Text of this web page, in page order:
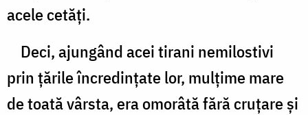
acele cetăţi.
Deci, ajungând acei tirani nemilostivi
prin ţările încredinţate lor, mulţime mare
de toată vârsta, era omorâtă fără cruţare şi